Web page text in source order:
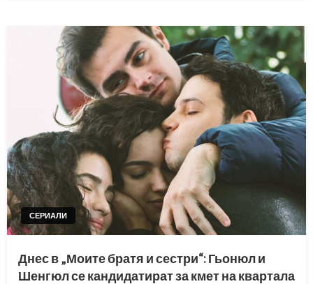
СЕРИАЛИ
Днес в „Моите братя и сестри“: Гьонюл и
Шенгюл се кандидатират за кмет на квартала